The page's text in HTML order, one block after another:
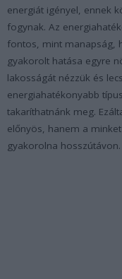
energiát igényel, ennek
fogynak. Az
fontos, mint manapság,
gyakorolt hatása egyre
lakosságát nézzük és
energiahatékonyabb
takaríthatnánk meg.
előnyös, hanem a
gyakorolna hosszútávon.